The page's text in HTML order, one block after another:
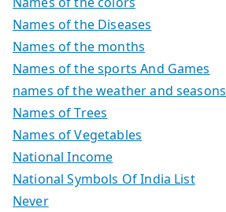
Names of the Diseases
Names of the months
Names of the sports And Games
names of the weather and seasons
Names of Trees
Names of Vegetables
National Income
National Symbols Of India List
Never